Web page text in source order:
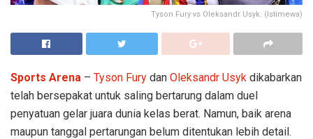
Tyson Fury vs Oleksandr Usyk. (Istimewa)
Sports Arena – Tyson Fury dan Oleksandr Usyk dikabarkan
telah bersepakat untuk saling bertarung dalam duel
penyatuan gelar juara dunia kelas berat. Namun, baik arena
maupun tanggal pertarungan belum ditentukan lebih detail.